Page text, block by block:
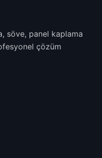
söve, panel kaplama
çözüm